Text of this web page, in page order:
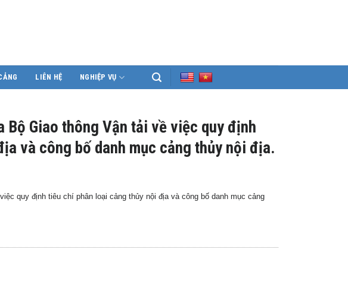
LIÊN HỆ NGHIỆP VỤ
Bộ Giao thông Vận tải về việc quy định
và công bố danh mục cảng thủy nội địa.
quy định tiêu chí phân loại cảng thủy nội địa và công bố danh mục cảng